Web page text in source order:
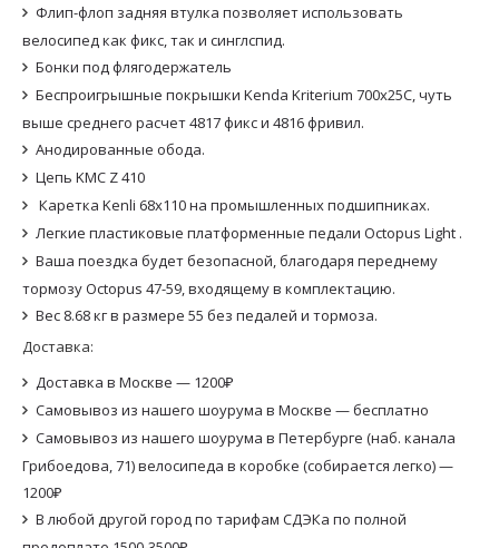
Флип-флоп задняя втулка позволяет использовать
велосипед как фикс, так и синглспид.
Бонки под флягодержатель
Беспроигрышные покрышки Kenda Kriterium 700x25C, чуть
выше среднего расчет 4817 фикс и 4816 фривил.
Анодированные обода.
Цепь KMC Z 410
Каретка Kenli 68x110 на промышленных подшипниках.
Легкие пластиковые платформенные педали Octopus Light .
Ваша поездка будет безопасной, благодаря переднему
тормозу Octopus 47-59, входящему в комплектацию.
Вес 8.68 кг в размере 55 без педалей и тормоза.
Доставка:
Доставка в Москве — 1200₽
Самовывоз из нашего шоурума в Москве — бесплатно
Самовывоз из нашего шоурума в Петербурге (наб. канала
Грибоедова, 71) велосипеда в коробке (собирается легко) —
1200₽
В любой другой город по тарифам СДЭКа по полной